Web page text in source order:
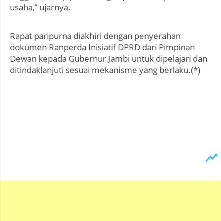
usaha,” ujarnya.
Rapat paripurna diakhiri dengan penyerahan
dokumen Ranperda Inisiatif DPRD dari Pimpinan
Dewan kepada Gubernur Jambi untuk dipelajari dan
ditindaklanjuti sesuai mekanisme yang berlaku.(*)